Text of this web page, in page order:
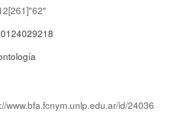
www.bfa.fcnym.unlp.edu.ar/id/24036